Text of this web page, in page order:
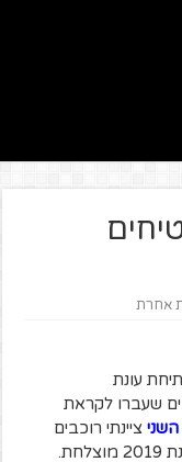
אחרת
עונת
שעברו לקראת
ציינתי רוכבים
שכבר רכבו בוורלד-טור ואני צופה להם עונת 2019 מוצלחת.